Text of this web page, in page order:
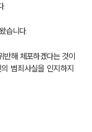
.
습니다.
해 체포하겠다는 것이
범죄사실을 인지하지